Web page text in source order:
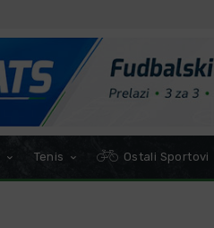
Tenis Ostali Sportovi